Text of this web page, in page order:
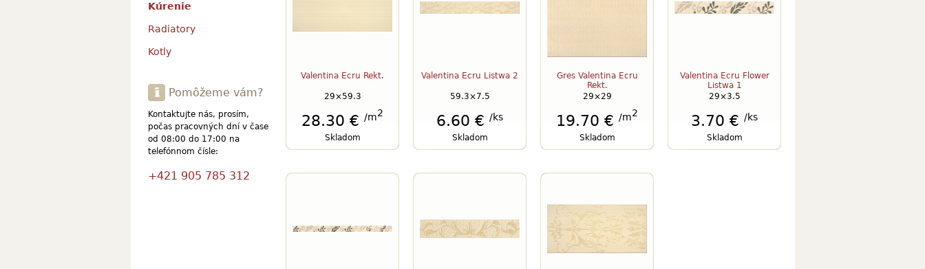
Valentina Ecru Rekt.
29×59.3
28.30 € /m2
Skladom
Valentina Ecru Listwa 2
59.3×7.5
6.60 € /ks
Skladom
Gres Valentina Ecru
Rekt.
29×29
19.70 € /m2
Skladom
Valentina Ecru Flower
Listwa 1
29×3.5
3.70 € /ks
Skladom
Kúrenie
Radiatory
Kotly
Pomôžeme vám?
Kontaktujte nás, prosím,
počas pracovných dní v čase
od 08:00 do 17:00 na
telefónnom čísle:
+421 905 785 312